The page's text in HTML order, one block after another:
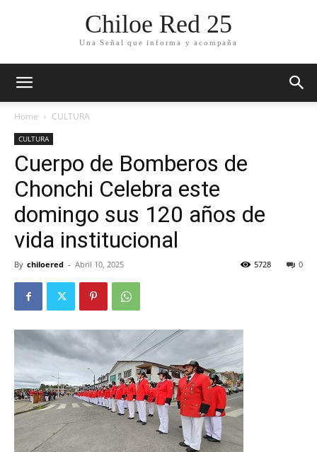
Chiloe Red 25
Una Señal que informa y acompaña
Home CULTURA
CULTURA
Cuerpo de Bomberos de
Chonchi Celebra este
domingo sus 120 años de
vida institucional
By chiloered - Abril 10, 2025 0
5728